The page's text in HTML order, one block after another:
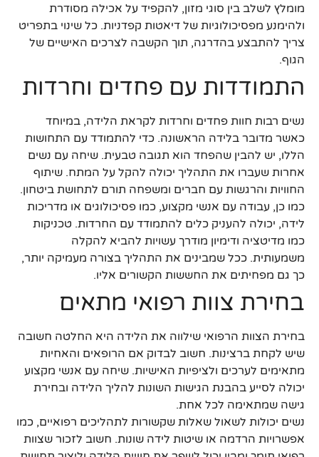
מומלץ לשלב בין סוגי מזון, להקפיד על אכילה מסודרת
ולהימנע מפסיכולוגיות של דיאטות קפדניות. כל שינוי בתפריט
צריך להתבצע בהדרגה, תוך הקשבה לצרכים האישיים של
הגוף.
התמודדות עם פחדים וחרדות
נשים רבות חוות פחדים וחרדות לקראת הלידה, במיוחד
כאשר מדובר בלידה הראשונה. כדי להתמודד עם התחושות
הללו, יש להבין שהפחד הוא תגובה טבעית. שיחה עם נשים
אחרות שעברו את התהליך יכולה להקל על המתח. שיתוף
החוויות והרגשות עם חברים ומשפחה תורם לתחושת ביטחון.
כמו כן, עבודה עם אנשי מקצוע, כמו פסיכולוגים או מדריכות
לידה, יכולה להעניק כלים להתמודד עם החרדות. טכניקות
כמו מדיטציה ודימיון מודרך עשויות להביא להקלה
משמעותית. ככל שמבינים את התהליך בצורה מעמיקה יותר,
כך גם מפחיתים את החששות הקשורים אליו.
בחירת צוות רפואי מתאים
בחירת הצוות הרפואי שילווה את הלידה היא החלטה חשובה
שיש לקחת ברצינות. חשוב לבדוק אם הרופאים והאחיות
מתאימים לערכים ולציפיות האישיות. שיחה עם אנשי מקצוע
יכולה לסייע בהבנת הגישות השונות להליך הלידה ובחירת
גישה שמתאימה לכל אחת.
נשים יכולות לשאול שאלות שקשורות לתהליכים רפואיים, כמו
אפשרויות הרדמה או שיטות לידה שונות. חשוב לזכור שצוות